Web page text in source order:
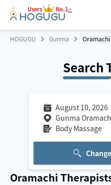
Users No.1※
HOGUGU Gunma
Search
August 10, 2026
Gunma
Body Massage
Oramachi